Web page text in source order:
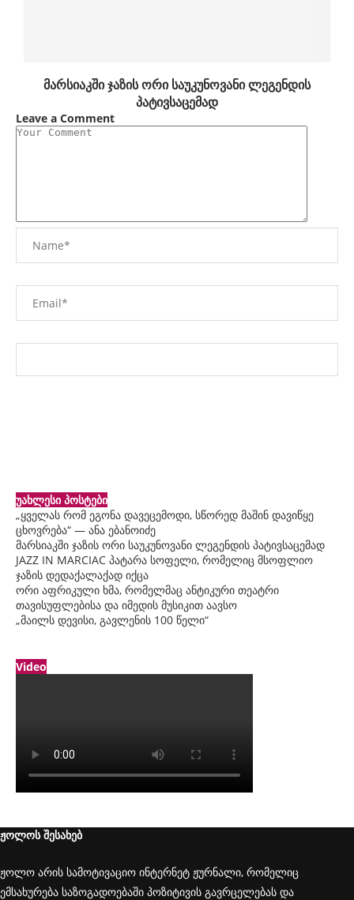
მარსიაკში ჯაზის ორი საუკუნოვანი ლეგენდის
პატივსაცემად
Leave a Comment
უახლესი პოსტები
„ყველას რომ ეგონა დავეცემოდი, სწორედ მაშინ დავიწყე
ცხოვრება“ — ანა ებანოიძე
მარსიაკში ჯაზის ორი საუკუნოვანი ლეგენდის პატივსაცემად
JAZZ IN MARCIAC პატარა სოფელი, რომელიც მსოფლიო
ჯაზის დედაქალაქად იქცა
ორი აფრიკული ხმა, რომელმაც ანტიკური თეატრი
თავისუფლებისა და იმედის მუსიკით აავსო
„მაილს დევისი, გავლენის 100 წელი“
Video
ჟოლოს შესახებ
ჟოლო არის სამოტივაციო ინტერნეტ ჟურნალი, რომელიც
ემსახურება საზოგადოებაში პოზიტივის გავრცელებას და